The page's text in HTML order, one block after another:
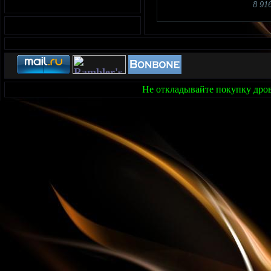
8
Не откладывайте покупку